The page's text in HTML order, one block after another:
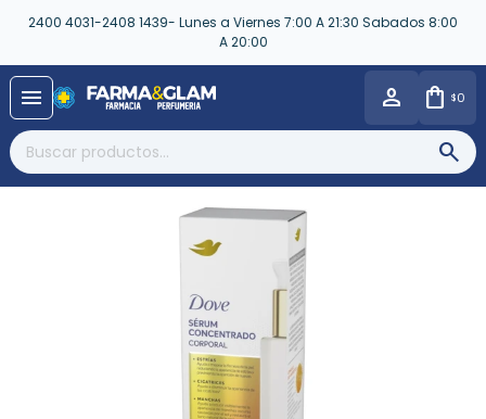
2400 4031-2408 1439- Lunes a Viernes 7:00 A 21:30 Sabados 8:00
A 20:00
menu $0